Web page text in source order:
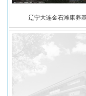
辽宁大连金石滩康养